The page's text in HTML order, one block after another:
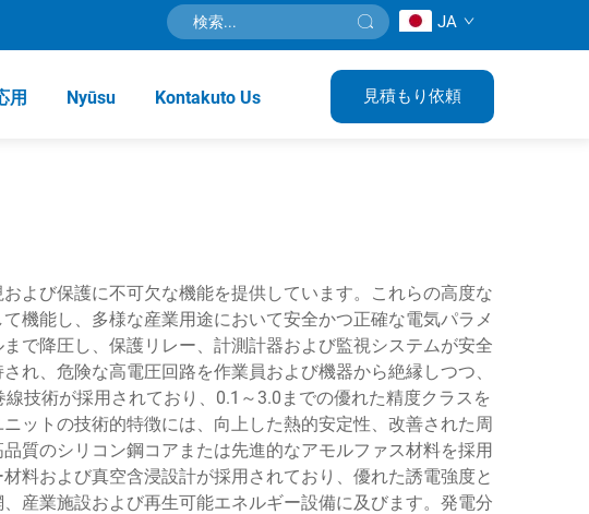
JA
用 Nyūsu Kontakuto Us 見積もり依頼
よび保護に不可欠な機能を提供しています。これらの高度な
機能し、多様な産業用途において安全かつ正確な電気パラメ
で降圧し、保護リレー、計測計器および監視システムが安全
れ、危険な高電圧回路を作業員および機器から絶縁しつつ、
技術が採用されており、0.1～3.0までの優れた精度クラスを
ットの技術的特徴には、向上した熱的安定性、改善された周
質のシリコン鋼コアまたは先進的なアモルファス材料を採用
料および真空含浸設計が採用されており、優れた誘電強度と
産業施設および再生可能エネルギー設備に及びます。発電分